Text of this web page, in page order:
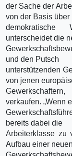
der Sache der
von der Basis über
unterscheidet die
und den Putsch
unterstützenden
von jenen
verkaufen. „Wenn
bereits dabei die
Arbeiterklasse zu
Aufbau einer neuen